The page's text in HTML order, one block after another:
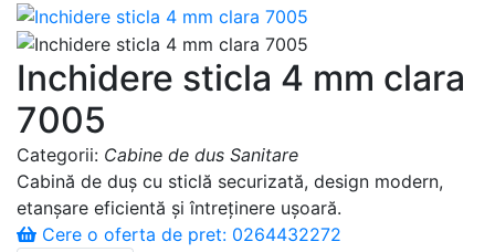
Inchidere sticla 4 mm clara
7005
Categorii: Cabine de dus Sanitare
Cabină de duș cu sticlă securizată, design modern,
etanșare eficientă și întreținere ușoară.
Cere o oferta de pret: 0264432272